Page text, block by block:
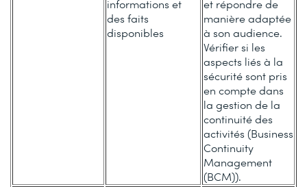
informations et
des faits
disponibles
et répondre de
manière adaptée
à son audience.
Vérifier si les
aspects liés à la
sécurité sont pris
en compte dans
la gestion de la
continuité des
activités (Business
Continuity
Management
(BCM)).